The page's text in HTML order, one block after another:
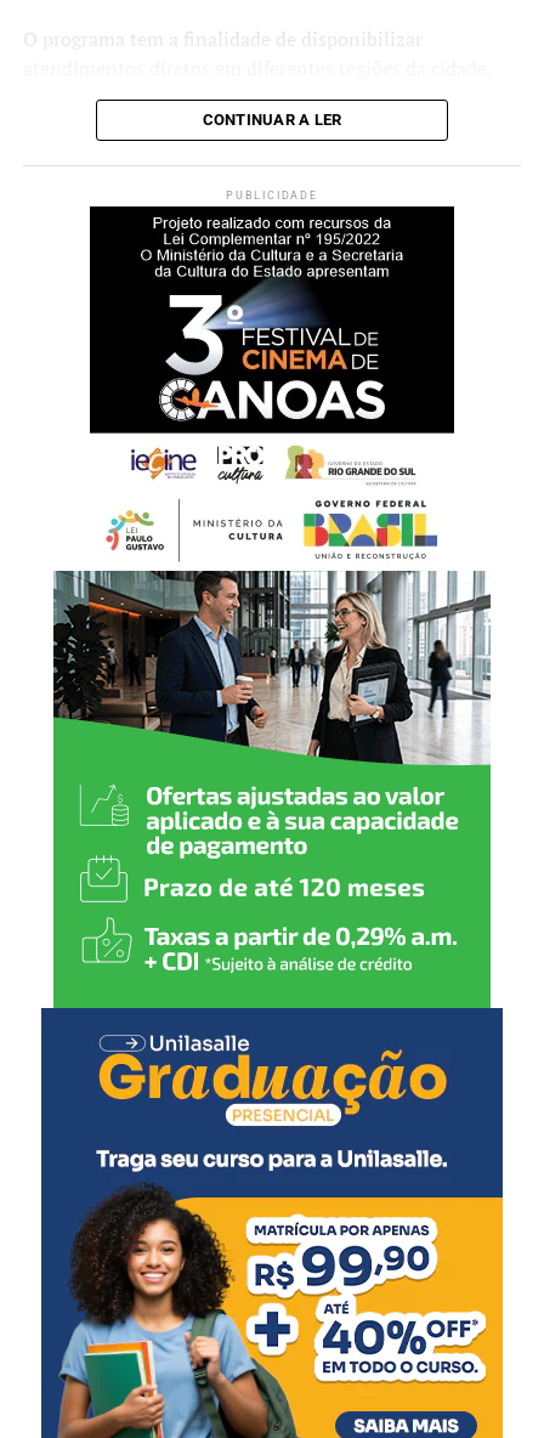
O programa tem a finalidade de disponibilizar
CONTINUAR A LER
PUBLICIDADE